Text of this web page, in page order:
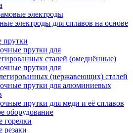
электроды
электроды для сплавов на основе
прутки
прутки для
сталей (омеднённые)
прутки для
(нержавеющих) сталей
прутки для алюминиевых
прутки для меди и её сплавов
оборудование
горелки
резаки